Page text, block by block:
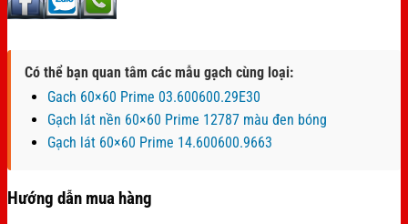
Có thể bạn quan tâm các mẫu gạch cùng loại:
Gach 60×60 Prime 03.600600.29E30
Gạch lát nền 60×60 Prime 12787 màu đen bóng
Gạch lát 60×60 Prime 14.600600.9663
Hướng dẫn mua hàng